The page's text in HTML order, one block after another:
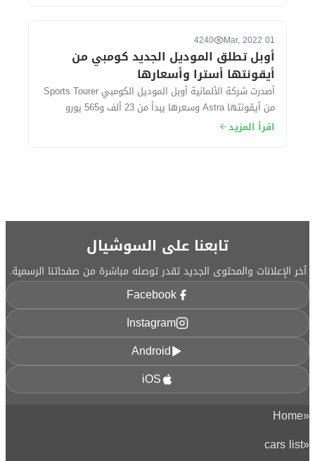
01 Mar, 2022
4240
أوبل تطلق الموديل الجديد كومبي من
أيقونتها أسترا وأسعارها
أصدرت شركة الألمانية أوبل الموديل الكومبي Sports Tourer
من أيقونتها Astra وسعرها يبدأ من 23 ألف و565 يورو
حوالي (415 ألف جنيه مصري) تقريبًا....
اقرأ المزيد
تابعنا على السوشيال
آخر الإعلانات والمحتوى الجديد تقدر توصله مباشرة من صفحاتنا الرسمية.
Facebook
Instagram
Android
iOS
«
Home
«
cars list